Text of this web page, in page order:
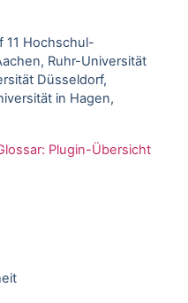
11 Hochschul-
Ruhr-Universität
Düsseldorf,
in Hagen,
Plugin-Übersicht